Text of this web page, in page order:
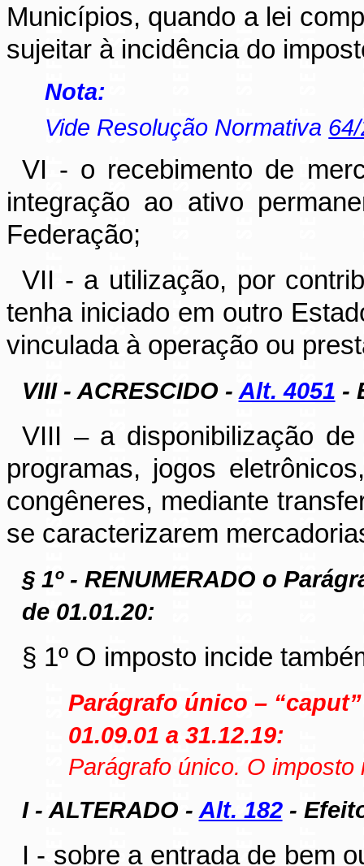
Municípios, quando a lei
sujeitar à incidência do
Nota:
Vide Resolução Normativa
VI - o recebimento de
integração ao ativo
Federação;
VII - a utilização, por
tenha iniciado em outro
vinculada à operação ou
VIII - ACRESCIDO - Alt. 4051 -
VIII – a disponibilização
programas, jogos
congêneres, mediante
se caracterizarem
§ 1º - RENUMERADO o
de 01.01.20:
§ 1º O imposto incide
Parágrafo único –
01.09.01 a 31.12.19:
Parágrafo único. O imposto
I - ALTERADO - Alt. 182-
I - sobre a entrada de bem